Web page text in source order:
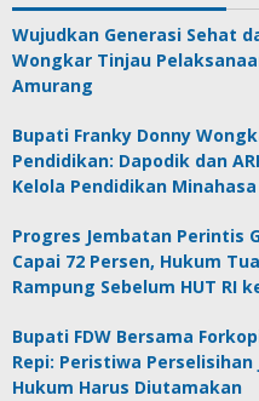
Wujudkan Generasi Sehat
Wongkar Tinjau
Amurang
Bupati Franky Donny
Pendidikan: Dapodik dan
Kelola Pendidikan
Progres Jembatan Perintis
Capai 72 Persen, Hukum
Rampung Sebelum HUT RI
Bupati FDW Bersama
Repi: Peristiwa
Hukum Harus Diutamakan